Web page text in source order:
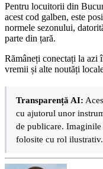
Pentru locuitorii din
acest cod galben, este
normele sezonului,
parte din țară.
Rămâneți conectați la azi
vremii și alte noutăți
Transparență AI:
cu ajutorul unor
de publicare.
folosite cu rol ilustrativ.